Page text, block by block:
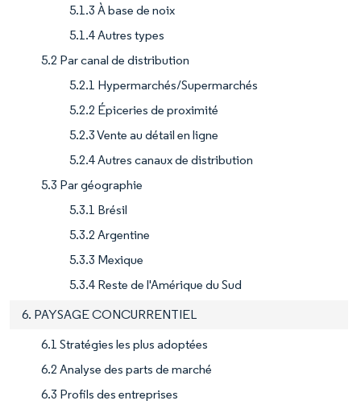
5.1.3 À base de noix
5.1.4 Autres types
5.2 Par canal de distribution
5.2.1 Hypermarchés/Supermarchés
5.2.2 Épiceries de proximité
5.2.3 Vente au détail en ligne
5.2.4 Autres canaux de distribution
5.3 Par géographie
5.3.1 Brésil
5.3.2 Argentine
5.3.3 Mexique
5.3.4 Reste de l'Amérique du Sud
6. PAYSAGE CONCURRENTIEL
6.1 Stratégies les plus adoptées
6.2 Analyse des parts de marché
6.3 Profils des entreprises